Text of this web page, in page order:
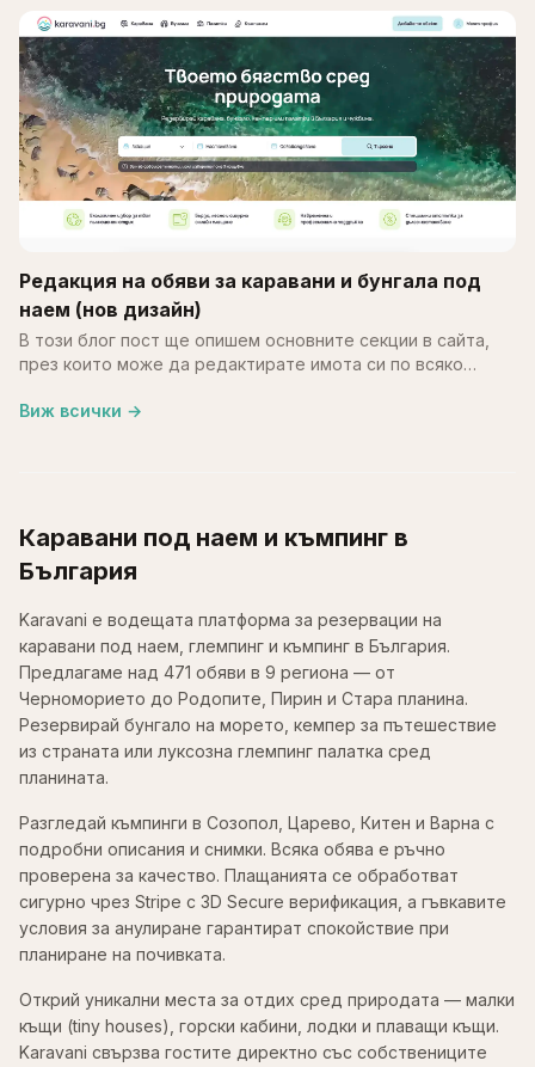
терен…
Редакция на обяви за каравани и бунгала под
наем (нов дизайн)
В този блог пост ще опишем основните секции в сайта,
през които може да редактирате имота си по всяко
системата…
Виж всички →
Каравани под наем и къмпинг в
България
Karavani е водещата платформа за резервации на
каравани под наем, глемпинг и къмпинг в България.
Предлагаме над 471 обяви в 9 региона — от
Черноморието до Родопите, Пирин и Стара планина.
Резервирай бунгало на морето, кемпер за пътешествие
из страната или луксозна глемпинг палатка сред
планината.
Разгледай къмпинги в Созопол, Царево, Китен и Варна с
подробни описания и снимки. Всяка обява е ръчно
проверена за качество. Плащанията се обработват
сигурно чрез Stripe с 3D Secure верификация, а гъвкавите
условия за анулиране гарантират спокойствие при
планиране на почивката.
Открий уникални места за отдих сред природата — малки
къщи (tiny houses), горски кабини, лодки и плаващи къщи.
Karavani свързва гостите директно със собствениците